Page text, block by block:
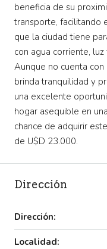
beneficia de su
transporte, facilitando
que la ciudad tiene
con agua corriente, luz
Aunque no cuenta con
brinda tranquilidad y
una excelente
hogar asequible en
chance de adquirir
de U$D 23.000.
Dirección
Dirección:
Localidad: